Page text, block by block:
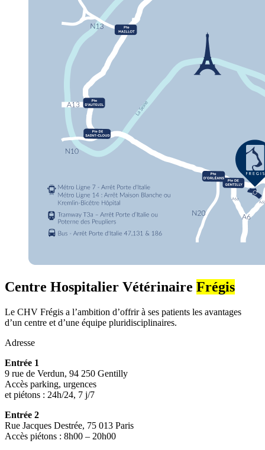
Centre Hospitalier Vétérinaire Frégis
Le CHV Frégis a l’ambition d’offrir à ses patients les avantages
d’un centre et d’une équipe pluridisciplinaires.
Adresse
Entrée 1
9 rue de Verdun, 94 250 Gentilly
Accès parking, urgences
et piétons : 24h/24, 7 j/7
Entrée 2
Rue Jacques Destrée, 75 013 Paris
Accès piétons : 8h00 – 20h00